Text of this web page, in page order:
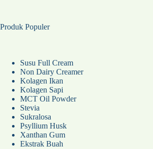
Produk Populer
Susu Full Cream
Non Dairy Creamer
Kolagen Ikan
Kolagen Sapi
MCT Oil Powder
Stevia
Sukralosa
Psyllium Husk
Xanthan Gum
Ekstrak Buah